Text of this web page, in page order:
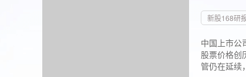
新股168研
中国上市公
股票价格创
管仍在延续